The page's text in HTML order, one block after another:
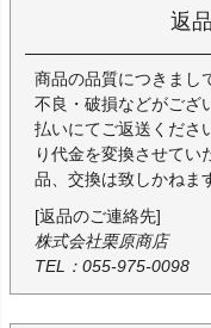
返
商品の品質につきまし
不良・破損などがござ
払いにてご返送くださ
り代金を変換させてい
品、交換は致しかねま
[返品のご連絡先]
株式会社栗原商店
TEL：055-975-0098